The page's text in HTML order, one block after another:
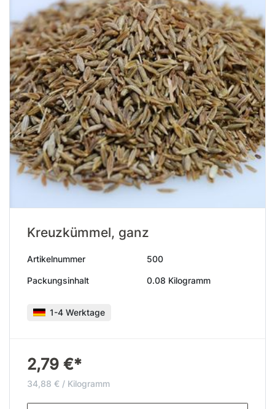
Kreuzkümmel, ganz
Artikelnummer 500
Packungsinhalt 0.08 Kilogramm
1-4 Werktage
2,79 €*
34,88 € / Kilogramm